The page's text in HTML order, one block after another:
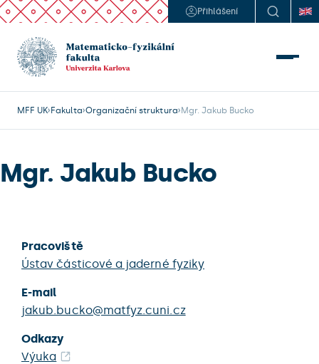
Přihlášení
MFF UK Fakulta Organizační struktura Mgr. Jakub Bucko
Mgr. Jakub Bucko
Pracoviště
Ústav částicové a jaderné fyziky
E-mail
jakub.bucko@matfyz.cuni.cz
Odkazy
Výuka